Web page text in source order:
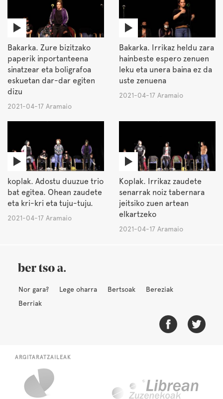
Bakarka. Zure bizitzako
paperik inportanteena
sinatzear eta boligrafoa
eskuetan dar-dar egiten
dizu
2021-04-17 Aramaio
Bakarka. Irrikaz heldu zara
hainbeste espero zenuen
leku eta unera baina ez da
uste zenuena
2021-04-17 Aramaio
koplak. Adostu duuzue trio
bat egitea. Ohean zaudete
eta kri-kri eta tuju-tuju.
2021-04-17 Aramaio
Koplak. Irrikaz zaudete
senarrak noiz tabernara
jeitsiko zuen artean
elkartzeko
2021-04-17 Aramaio
Nor gara? Lege oharra Bertsoak
Bereziak
Berriak
ARGITARATZAILEAK